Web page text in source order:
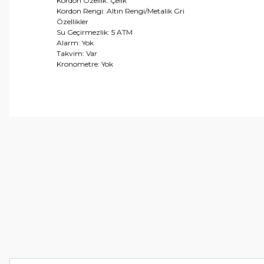
Kordon Rengi: Altın Rengi/Metalik Gri
Özellikler
Su Geçirmezlik: 5 ATM
Alarm: Yok
Takvim: Var
Kronometre: Yok